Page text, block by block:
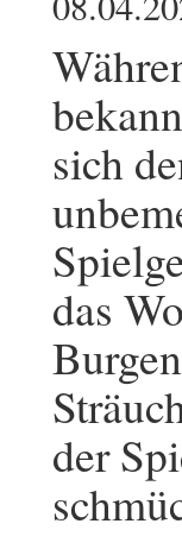
sich
das
der